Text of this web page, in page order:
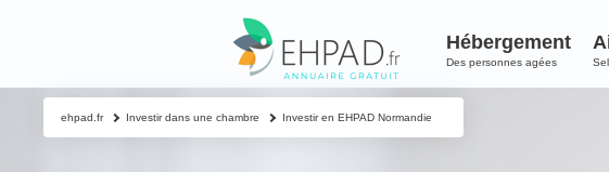
Hébergement
Des personnes agées
ehpad.fr Investir dans une chambre Investir en EHPAD Normandie